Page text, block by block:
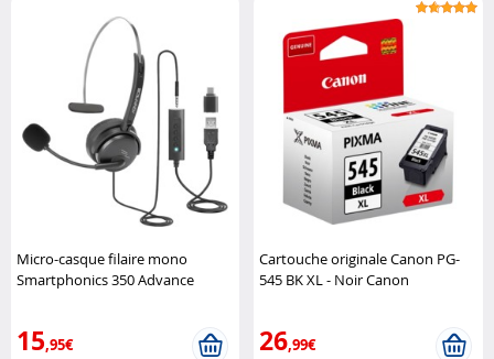
Micro-casque filaire mono
Smartphonics 350 Advance
15,95€
Cartouche originale Canon PG-
545 BK XL - Noir Canon
26,99€